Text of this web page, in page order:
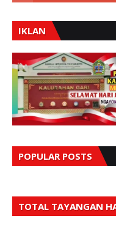
IKLAN
POPULAR POSTS
TOTAL TAYANGAN